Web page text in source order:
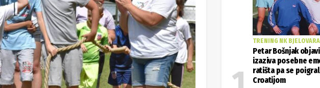
TRENING NK BJELOVARA
Petar Bošnjak
izaziva posebne
ratišta pa se
Croatijom